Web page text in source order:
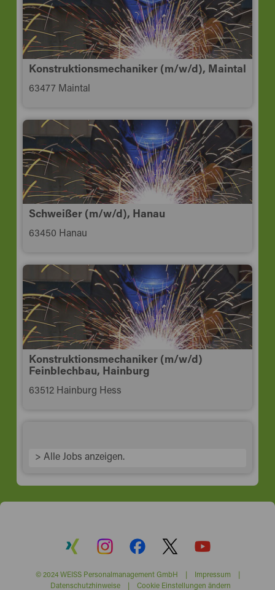
Konstruktionsmechaniker (m/w/d), Maintal
63477 Maintal
Schweißer (m/w/d), Hanau
63450 Hanau
Konstruktionsmechaniker (m/w/d)
Feinblechbau, Hainburg
63512 Hainburg Hess
> Alle Jobs anzeigen.
© 2024 WEISS Personalmanagement GmbH | Impressum|
Datenschutzhinweise| Cookie Einstellungen ändern